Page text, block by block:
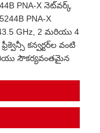
PNA-X నెట్‌వర్క్
PNA-X
GHz, 2 మరియు 4
కన్వర్టర్‌ల వంటి
సౌకర్యవంతమైన